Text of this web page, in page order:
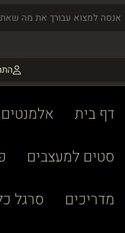
דף בית אלמנטים
סטים למעצבים
מדריכים
סרגל